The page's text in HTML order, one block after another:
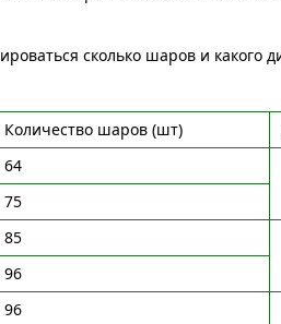
сколько шаров и какого
Количество шаров (шт)
64
75
85
96
96